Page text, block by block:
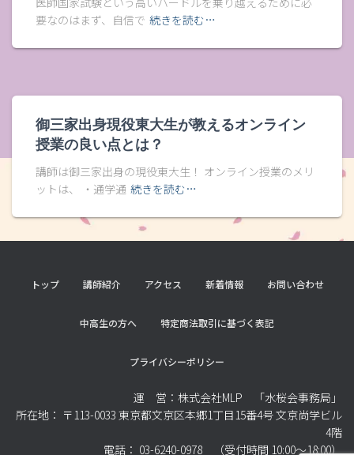
要なのはまず、自信で 続きを読む…
御三家出身現役東大生が教えるオンライン
授業の良い点とは？
講師は御三家出身の現役東大生！ オンライン授業のメリ
ットは、 ・通学通 続きを読む…
トップ 講師紹介 アクセス 新着情報 お問い合わせ
中高生の方へ 特定商法取引に基づく表記
プライバシーポリシー
運 営：株式会社MLP 「水桜会事務局」
所在地： 〒113-0033 東京都文京区本郷1丁目15番4号 文京尚学ビル
4階
電話： 03-6240-0978 （受付時間 10:00～18:00）